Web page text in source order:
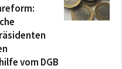
vom DGB